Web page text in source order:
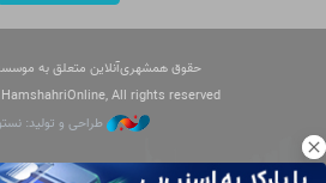
حقوق همشهری‌آنلاین متعلق به
All rights reserved
طراحی و تولید: